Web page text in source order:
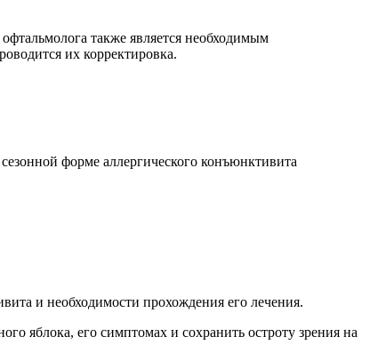
также является необходимым
их корректировка.
форме аллергического конъюнктивита
и необходимости прохождения его лечения.
яблока, его симптомах и сохранить остроту зрения на